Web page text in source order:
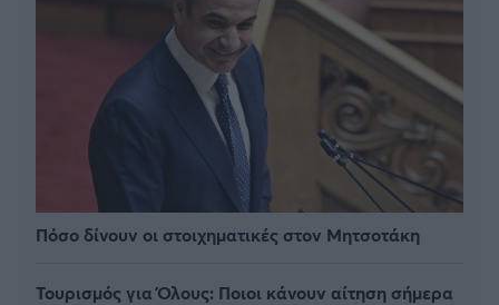
Πόσο δίνουν οι στοιχηματικές στον Μητσοτάκη
Τουρισμός για Όλους: Ποιοι κάνουν αίτηση σήμερα